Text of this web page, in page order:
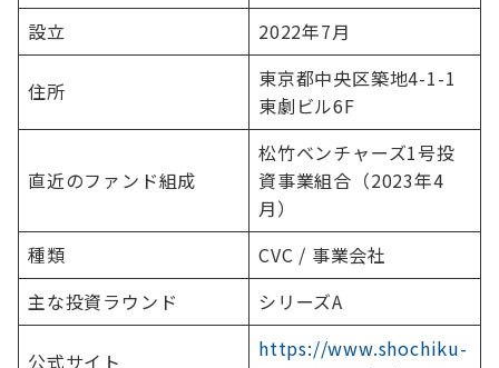
設立
2022年7月
住所
東京都中央区築地4-1-1
東劇ビル6F
直近のファンド組成
松竹ベンチャーズ1号投
資事業組合（2023年4
月）
種類
CVC / 事業会社
主な投資ラウンド
シリーズA
公式サイト
https://www.shochiku-